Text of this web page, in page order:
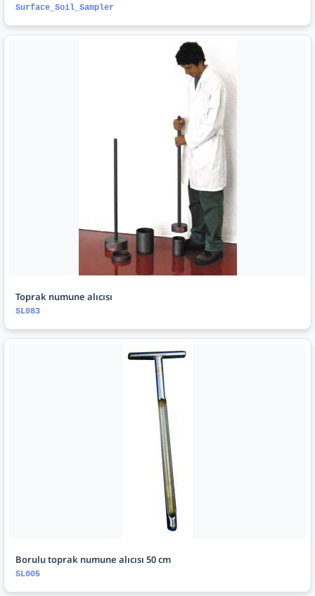
Surface_Soil_Sampler
Toprak numune alıcısı
SL083
Borulu toprak numune alıcısı 50 cm
SL005